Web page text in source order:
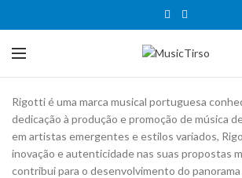
Rigotti é uma marca musical portuguesa
dedicação à produção e promoção de música
em artistas emergentes e estilos variados,
inovação e autenticidade nas suas propostas
contribui para o desenvolvimento do panorama